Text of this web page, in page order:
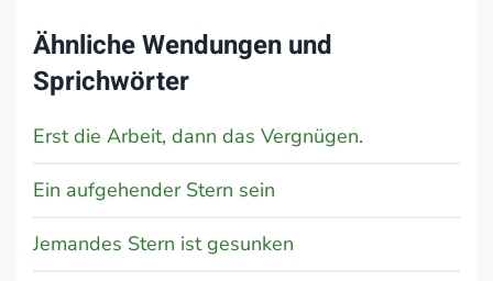
Ähnliche Wendungen und
Sprichwörter
Erst die Arbeit, dann das Vergnügen.
Ein aufgehender Stern sein
Jemandes Stern ist gesunken